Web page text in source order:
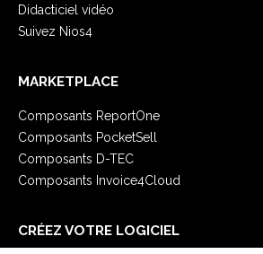
Didacticiel vidéo
Suivez Nios4
MARKETPLACE
Composants ReportOne
Composants PocketSell
Composants D-TEC
Composants Invoice4Cloud
CRÉEZ VOTRE LOGICIEL